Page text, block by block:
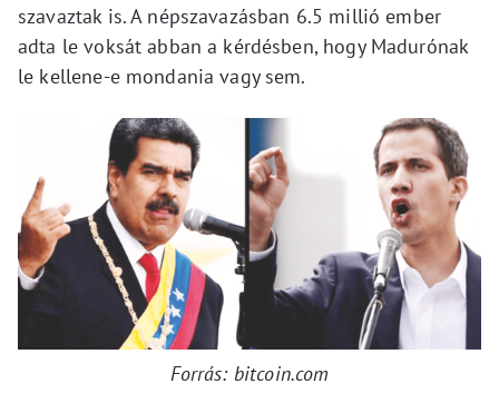
szavaztak is. A népszavazásban 6.5 millió ember
adta le voksát abban a kérdésben, hogy Madurónak
le kellene-e mondania vagy sem.
Forrás: bitcoin.com